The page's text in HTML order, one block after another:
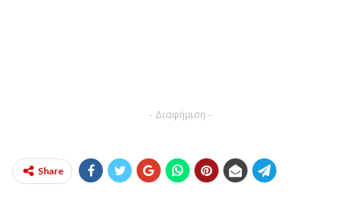
- Διαφήμιση -
Share